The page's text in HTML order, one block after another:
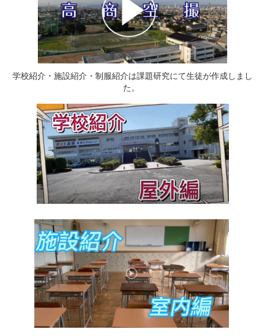
学校紹介・施設紹介・制服紹介は課題研究にて生徒が作成しまし
た。